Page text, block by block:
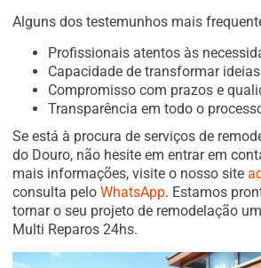
Alguns dos testemunhos mais
Profissionais atentos às
Capacidade de transformar
Compromisso com prazos e
Transparência em todo o
Se está à procura de serviços de
do Douro, não hesite em entrar em
mais informações, visite o nosso site
consulta pelo WhatsApp. Estamos
tornar o seu projeto de remodelação
Multi Reparos 24hs.